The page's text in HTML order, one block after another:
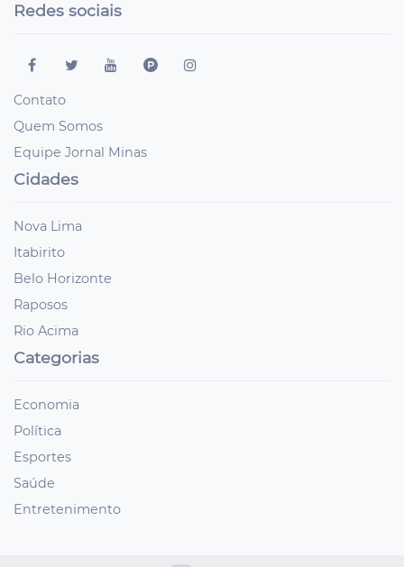
Redes sociais
Contato
Quem Somos
Equipe Jornal Minas
Cidades
Nova Lima
Itabirito
Belo Horizonte
Raposos
Rio Acima
Categorias
Economia
Política
Esportes
Saúde
Entretenimento